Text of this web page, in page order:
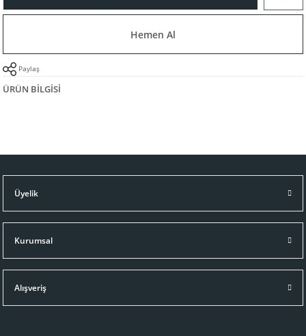
Hemen Al
Paylaş
ÜRÜN BILGISI
Üyelik
Kurumsal
Alışveriş